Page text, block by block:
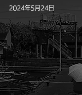
2024年5月24日